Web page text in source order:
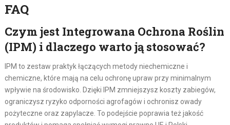
FAQ
Czym jest Integrowana Ochrona Roślin
(IPM) i dlaczego warto ją stosować?
IPM to zestaw praktyk łączących metody niechemiczne i
chemiczne, które mają na celu ochronę upraw przy minimalnym
wpływie na środowisko. Dzięki IPM zmniejszysz koszty zabiegów,
ograniczysz ryzyko odporności agrofagów i ochronisz owady
pożyteczne oraz zapylacze. To podejście poprawia też jakość